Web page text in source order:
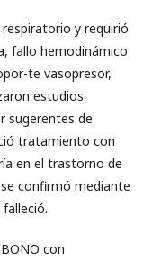
y requirió
fallo hemodinámico
te vasopresor,
estudios
sugerentes de
tratamiento con
en el trastorno de
confirmó mediante
con